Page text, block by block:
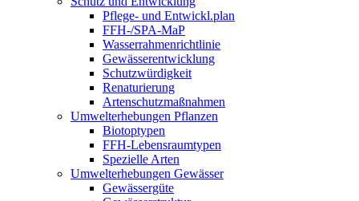
Pflege- und Entwickl.plan
FFH-/SPA-MaP
Wasserrahmenrichtlinie
Gewässerentwicklung
Schutzwürdigkeit
Renaturierung
Artenschutzmaßnahmen
Umwelterhebungen Pflanzen
Biotoptypen
FFH-Lebensraumtypen
Spezielle Arten
Umwelterhebungen Gewässer
Gewässergüte